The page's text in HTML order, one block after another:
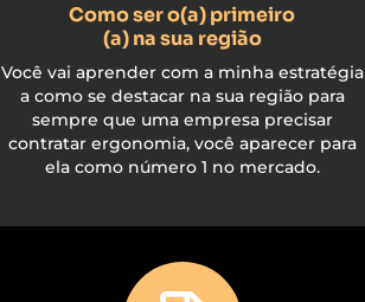
Como ser o(a) primeiro
(a) na sua região
Você vai aprender com a minha estratégia
a como se destacar na sua região para
sempre que uma empresa precisar
contratar ergonomia, você aparecer para
ela como número 1 no mercado.